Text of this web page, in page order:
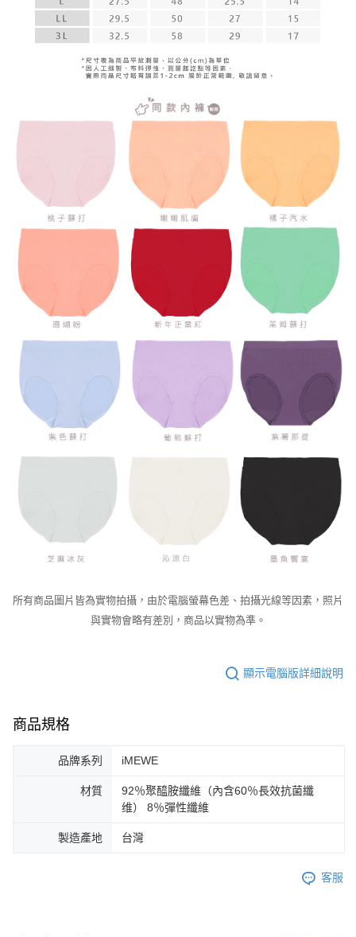
所有商品圖片皆為實物拍攝，由於電腦螢幕色差、拍攝光線等因素，照片
與實物會略有差別，商品以實物為準。
顯示電腦版詳細說明
商品規格
品牌系列 iMEWE
材質
92％聚醯胺纖維（內含60％長效抗菌纖
维） 8％彈性纖維
製造產地 台灣
客服